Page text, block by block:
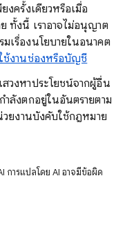
งครั้งเดียวหรือเมื่อ
ทั้งนี้ เราอาจไม่อนุญาต
มเรื่องนโยบายในอนาคต
ช้งานช่องหรือบัญชี
วงหาประโยชน์จากผู้อื่น
ำลังตกอยู่ในอันตรายตาม
วยงานบังคับใช้กฎหมาย
การแปลโดย AI อาจมีข้อผิด